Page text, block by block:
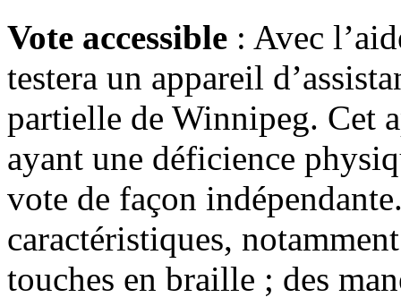
Vote accessible : Avec
testera un appareil
partielle de Winnipeg. Cet
ayant une déficience
vote de façon
caractéristiques,
touches en braille ; des